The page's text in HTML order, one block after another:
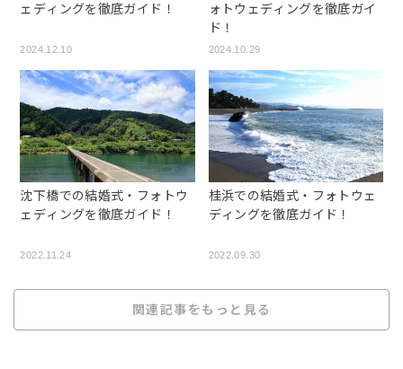
ェディングを徹底ガイド！
2024.12.10
ォトウェディングを徹底ガイ
ド！
2024.10.29
沈下橋での結婚式・フォトウ
ェディングを徹底ガイド！
2022.11.24
桂浜での結婚式・フォトウェ
ディングを徹底ガイド！
2022.09.30
関連記事をもっと見る